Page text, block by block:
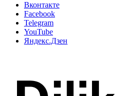
Вконтакте
Facebook
Telegram
YouTube
Яндекс.Дзен